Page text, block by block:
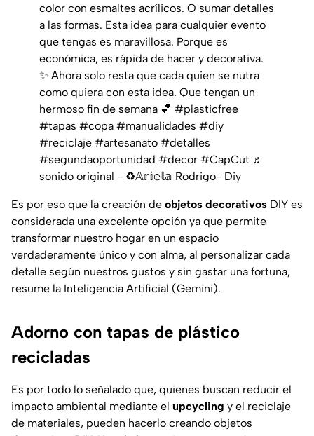
color con esmaltes acrílicos. O sumar detalles
a las formas. Esta idea para cualquier evento
que tengas es maravillosa. Porque es
económica, es rápida de hacer y decorativa.
✨️ Ahora solo resta que cada quien se nutra
como quiera con esta idea. Que tengan un
hermoso fin de semana 💕 #plasticfree
#tapas #copa #manualidades #diy
#reciclaje #artesanato #detalles
#segundaoportunidad #decor #CapCut ♬
sonido original - ♻️𝔸𝕣𝕚𝕖𝕝𝕒 Rodrigo- Diy
Es por eso que la creación de objetos decorativos DIY es
considerada una excelente opción ya que permite
transformar nuestro hogar en un espacio
verdaderamente único y con alma, al personalizar cada
detalle según nuestros gustos y sin gastar una fortuna,
resume la Inteligencia Artificial (Gemini).
Adorno con tapas de plástico
recicladas
Es por todo lo señalado que, quienes buscan reducir el
impacto ambiental mediante el upcycling y el reciclaje
de materiales, pueden hacerlo creando objetos